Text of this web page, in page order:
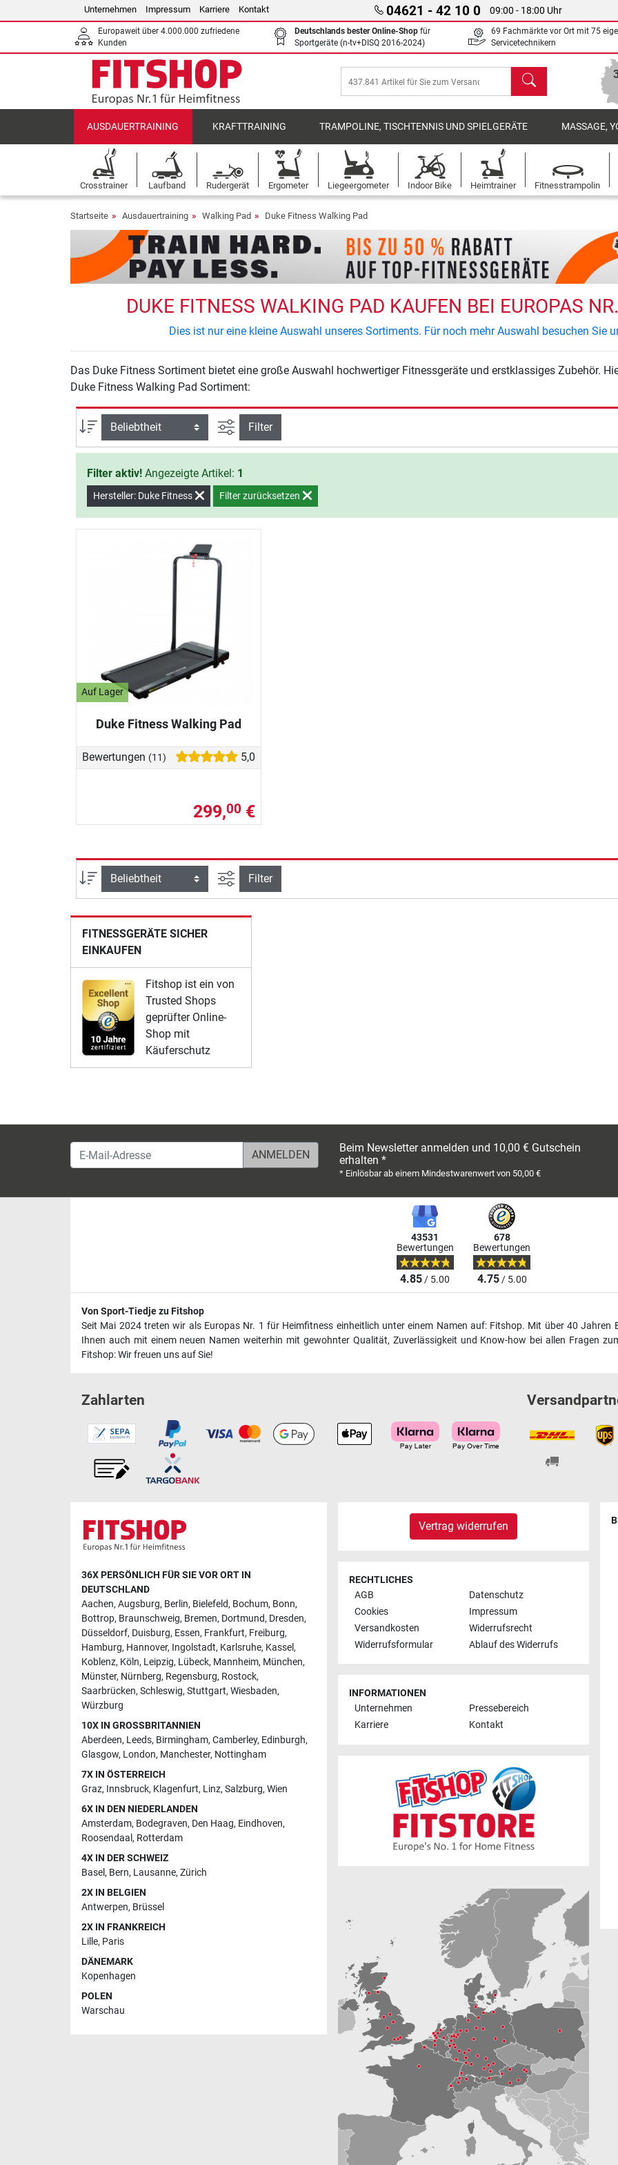
Unternehmen Impressum Karriere Kontakt 04621 - 42 10 0 09:00 - 18:00 Uhr
Europaweit über 4.000.000 zufriedene
Kunden
Deutschlands bester Online-Shop für
Sportgeräte (n-tv+DISQ 2016-2024)
69 Fachmärkte vor Ort mit 75
Servicetechnikern
Suchen
AUSDAUERTRAINING KRAFTTRAINING TRAMPOLINE, TISCHTENNIS UND SPIELGERÄTE MASSAGE,
Crosstrainer Laufband Rudergerät Ergometer Liegeergometer Indoor Bike Heimtrainer Fitnesstrampolin
Startseite Ausdauertraining Walking Pad Duke Fitness Walking Pad
DUKE FITNESS WALKING PAD KAUFEN BEI EUROPAS
Dies ist nur eine kleine Auswahl unseres Sortiments. Für noch mehr Auswahl besuchen Sie
Das Duke Fitness Sortiment bietet eine große Auswahl hochwertiger Fitnessgeräte und erstklassiges Zubehör.
Duke Fitness Walking Pad Sortiment:
Sortierung Ansicht filtern
Filter
Filter aktiv! Angezeigte Artikel: 1
Hersteller: Duke Fitness Filter zurücksetzen
Auf Lager
Duke Fitness Walking Pad
Bewertungen (11) 5,0
299,00 €
Sortierung Ansicht filtern
Filter
FITNESSGERÄTE SICHER
EINKAUFEN
Fitshop ist ein von
Trusted Shops
geprüfter Online-
Shop mit
Käuferschutz
E-Mail-Adresse
Beim Newsletter anmelden und 10,00 € Gutschein
erhalten *
* Einlösbar ab einem Mindestwarenwert von 50,00 €
43531
Bewertungen
4.85/ 5.00
678
Bewertungen
4.75/ 5.00
Von Sport-Tiedje zu Fitshop
Seit Mai 2024 treten wir als Europas Nr. 1 für Heimfitness einheitlich unter einem Namen auf: Fitshop. Mit über 40
Ihnen auch mit einem neuen Namen weiterhin mit gewohnter Qualität, Zuverlässigkeit und Know-how bei allen Fragen
Fitshop: Wir freuen uns auf Sie!
Zahlarten
36X PERSÖNLICH FÜR SIE VOR ORT IN
DEUTSCHLAND
Aachen, Augsburg, Berlin, Bielefeld, Bochum, Bonn,
Bottrop, Braunschweig, Bremen, Dortmund, Dresden,
Düsseldorf, Duisburg, Essen, Frankfurt, Freiburg,
Hamburg, Hannover, Ingolstadt, Karlsruhe, Kassel,
Koblenz, Köln, Leipzig, Lübeck, Mannheim, München,
Münster, Nürnberg, Regensburg, Rostock,
Saarbrücken, Schleswig, Stuttgart, Wiesbaden,
Würzburg
10X IN GROSSBRITANNIEN
Aberdeen, Leeds, Birmingham, Camberley, Edinburgh,
Glasgow, London, Manchester, Nottingham
7X IN ÖSTERREICH
Graz, Innsbruck, Klagenfurt, Linz, Salzburg, Wien
6X IN DEN NIEDERLANDEN
Amsterdam, Bodegraven, Den Haag, Eindhoven,
Roosendaal , Rotterdam
4X IN DER SCHWEIZ
Basel, Bern, Lausanne, Zürich
2X IN BELGIEN
Antwerpen, Brüssel
2X IN FRANKREICH
Lille, Paris
DÄNEMARK
Kopenhagen
POLEN
Warschau
Vertrag widerrufen
RECHTLICHES
AGB
Datenschutz
Cookies
Impressum
Versandkosten
Widerrufsrecht
Widerrufsformular
Ablauf des Widerrufs
INFORMATIONEN
Unternehmen
Pressebereich
Karriere
Kontakt